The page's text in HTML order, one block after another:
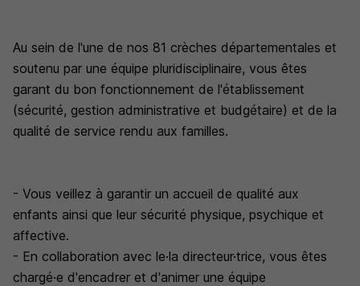
Au sein de l'une de nos 81 crèches départementales et
soutenu par une équipe pluridisciplinaire, vous êtes
garant du bon fonctionnement de l'établissement
(sécurité, gestion administrative et budgétaire) et de la
qualité de service rendu aux familles.
- Vous veillez à garantir un accueil de qualité aux
enfants ainsi que leur sécurité physique, psychique et
affective.
- En collaboration avec le·la directeur·trice, vous êtes
chargé·e d'encadrer et d'animer une équipe